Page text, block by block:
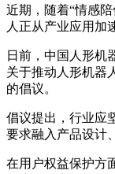
近期，随着“情感
人正从产业应用加
日前，中国人形机
关于推动人形机器
的倡议。
倡议提出，行业应
要求融入产品设计
在用户权益保护方